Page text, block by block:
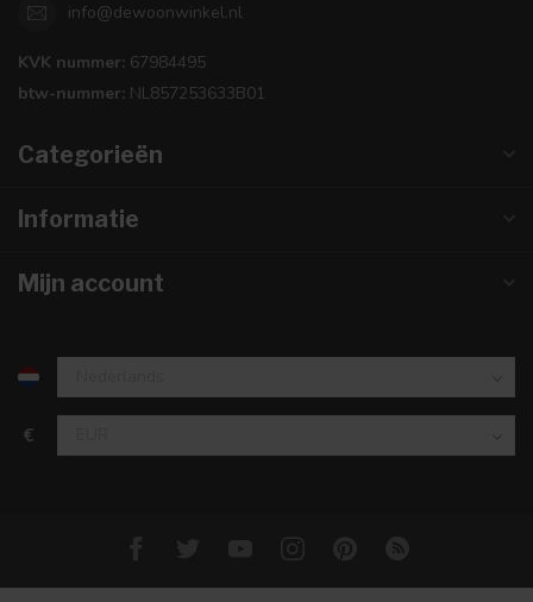
info@dewoonwinkel.nl
KVK nummer: 67984495
btw-nummer: NL857253633B01
Categorieën
Informatie
Mijn account
€